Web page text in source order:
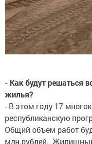
- Как будут решаться
жилья?
- В этом году 17
республиканскую
Общий объем работ
млн.рублей.